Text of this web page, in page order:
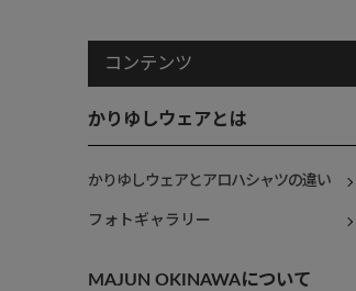
コンテンツ
かりゆしウェアとは
かりゆしウェアとアロハシャツの違い
フォトギャラリー
MAJUN OKINAWAについて